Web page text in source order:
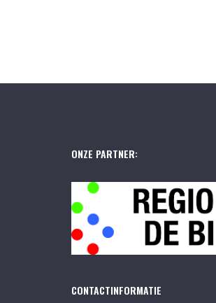
ONZE PARTNER:
CONTACTINFORMATIE